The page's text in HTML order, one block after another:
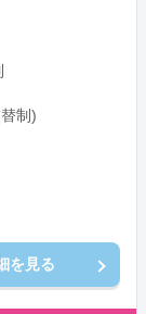
制)
を見る